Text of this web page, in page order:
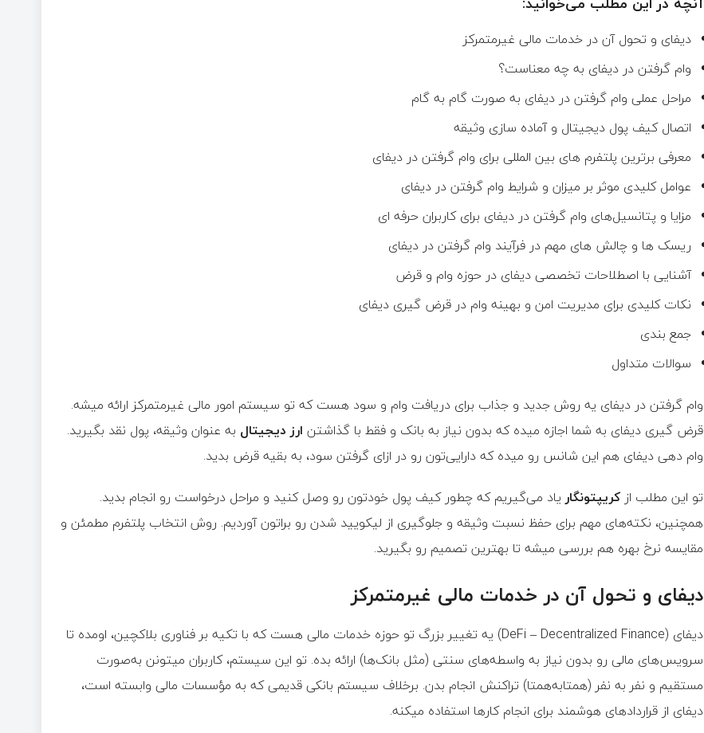
دیفای و تحول آن در خدمات مالی غیرمتمرکز
وام گرفتن در دیفای به چه معناست؟
مراحل عملی وام گرفتن در دیفای به‌ صورت گام‌ به‌ گام
اتصال کیف پول دیجیتال و آماده سازی وثیقه
معرفی برترین پلتفرم های بین المللی برای وام گرفتن در دیفای
عوامل کلیدی موثر بر میزان و شرایط وام گرفتن در دیفای
مزایا و پتانسیل‌های وام گرفتن در دیفای برای کاربران حرفه ای
ریسک ها و چالش های مهم در فرآیند وام گرفتن در دیفای
آشنایی با اصطلاحات تخصصی دیفای در حوزه وام و قرض
نکات کلیدی برای مدیریت امن و بهینه وام در قرض گیری دیفای
جمع بندی
سوالات متداول
وام گرفتن در دیفای یه روش جدید و جذاب برای دریافت وام و سود هست که تو سیستم امور مالی غیرمتمرکز ارائه میشه.
قرض گیری دیفای به شما اجازه میده که بدون نیاز به بانک و فقط با گذاشتن ارز دیجیتال به عنوان وثیقه، پول نقد بگیرید.
وام دهی دیفای هم این شانس رو میده که دارایی‌تون رو در ازای گرفتن سود، به بقیه قرض بدید.
تو این مطلب از کریپتونگار یاد می‌گیریم که چطور کیف پول خودتون رو وصل کنید و مراحل درخواست رو انجام بدید.
همچنین، نکته‌های مهم برای حفظ نسبت وثیقه و جلوگیری از لیکویید شدن رو براتون آوردیم. روش انتخاب پلتفرم مطمئن و
مقایسه نرخ بهره هم بررسی میشه تا بهترین تصمیم رو بگیرید.
دیفای و تحول آن در خدمات مالی غیرمتمرکز
دیفای (DeFi – Decentralized Finance) یه تغییر بزرگ تو حوزه خدمات مالی هست که با تکیه بر فناوری بلاکچین، اومده تا
سرویس‌های مالی رو بدون نیاز به واسطه‌های سنتی (مثل بانک‌ها) ارائه بده. تو این سیستم، کاربران میتونن به‌صورت
مستقیم و نفر به نفر (همتا‌به‌همتا) تراکنش انجام بدن. برخلاف سیستم بانکی قدیمی که به مؤسسات مالی وابسته است،
دیفای از قراردادهای هوشمند برای انجام کارها استفاده میکنه.